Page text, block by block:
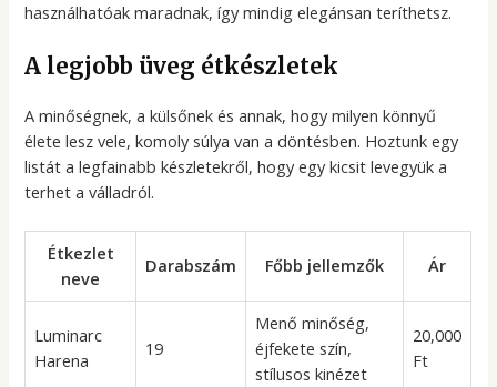
használhatóak maradnak, így mindig elegánsan teríthetsz.
A legjobb üveg étkészletek
A minőségnek, a külsőnek és annak, hogy milyen könnyű
élete lesz vele, komoly súlya van a döntésben. Hoztunk egy
listát a legfainabb készletekről, hogy egy kicsit levegyük a
terhet a válladról.
Étkezlet
neve
Darabszám Főbb jellemzők Ár
Luminarc
Harena
19
Menő minőség,
éjfekete szín,
stílusos kinézet
20,000
Ft